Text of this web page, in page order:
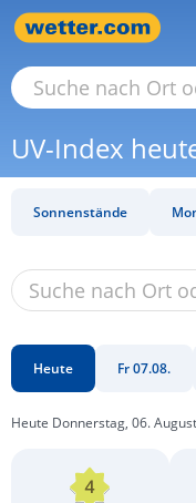
UV-Index
Sonnenstände
Heute Fr 07.08.
Heute Donnerstag, 06.